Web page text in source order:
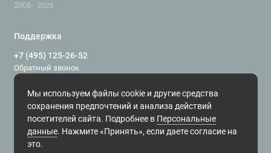
Мы используем файлы cookie и другие средства
сохранения предпочтений и анализа действий
посетителей сайта. Подробнее в Персональные
данные. Нажмите «Принять», если даете согласие на
это.
2008 - 2026
Поддержка
+7 (495) 125-26-52
Обратный звонок
Мы в сети